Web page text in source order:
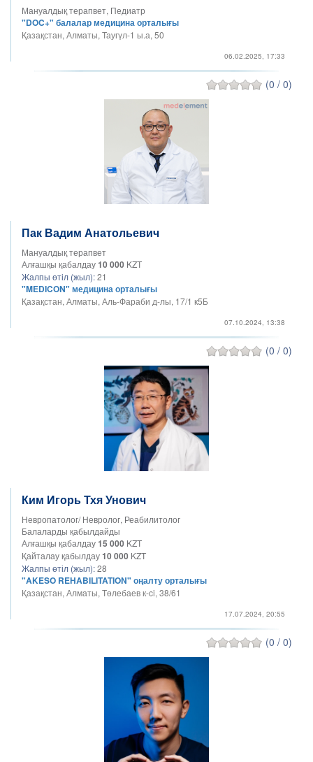
Мануалдық терапвет, Педиатр
"DOC+" балалар медицина орталығы
Қазақстан, Алматы, Таугүл-1 ы.а, 50
06.02.2025, 17:33
(0 / 0)
Пак Вадим Анатольевич
Мануалдық терапвет
Алғашқы қабалдау10 000 KZT
Жалпы өтіл (жыл):21
"MEDICON" медицина орталығы
Қазақстан, Алматы, Аль-Фараби д-лы, 17/1 к5Б
07.10.2024, 13:38
(0 / 0)
Ким Игорь Тхя Унович
Невропатолог/ Невролог, Реабилитолог
Балаларды қабылдайды
Алғашқы қабалдау15 000 KZT
Қайталау қабылдау10 000 KZT
Жалпы өтіл (жыл):28
"AKESO REHABILITATION" оңалту орталығы
Қазақстан, Алматы, Төлебаев к-ci, 38/61
17.07.2024, 20:55
(0 / 0)